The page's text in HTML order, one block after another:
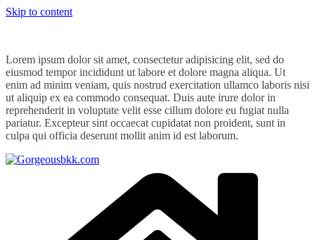
Skip to content
Lorem ipsum dolor sit amet, consectetur adipisicing elit, sed do
eiusmod tempor incididunt ut labore et dolore magna aliqua. Ut
enim ad minim veniam, quis nostrud exercitation ullamco laboris nisi
ut aliquip ex ea commodo consequat. Duis aute irure dolor in
reprehenderit in voluptate velit esse cillum dolore eu fugiat nulla
pariatur. Excepteur sint occaecat cupidatat non proident, sunt in
culpa qui officia deserunt mollit anim id est laborum.